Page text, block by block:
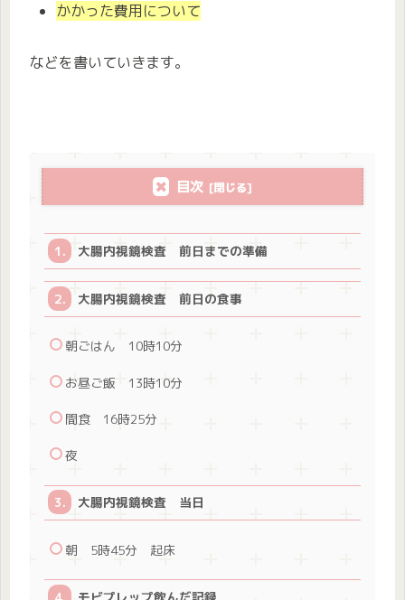
かかった費用について
などを書いていきます。
目次
大腸内視鏡検査 前日までの準備
大腸内視鏡検査 前日の食事
朝ごはん 10時10分
お昼ご飯 13時10分
間食 16時25分
夜
大腸内視鏡検査 当日
朝 5時45分 起床